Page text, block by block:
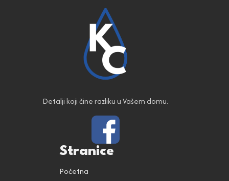
Detalji koji čine razliku u Vašem domu.
Stranice
Početna